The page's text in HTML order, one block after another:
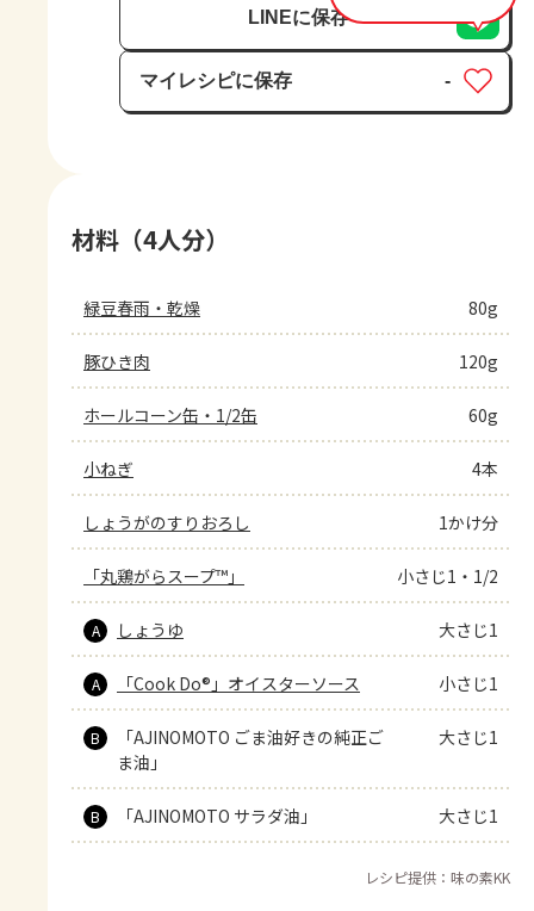
LINEに保存
マイレシピに保存
保存済み
-
材料（4人分）
緑豆春雨・乾燥 80g
豚ひき肉 120g
ホールコーン缶・1/2缶 60g
小ねぎ 4本
しょうがのすりおろし 1かけ分
「丸鶏がらスープ™」 小さじ1・1/2
A しょうゆ 大さじ1
A 「Cook Do®」オイスターソース 小さじ1
B
「AJINOMOTO ごま油好きの純正ご
ま油」
大さじ1
B 「AJINOMOTO サラダ油」 大さじ1
レシピ提供：味の素KK